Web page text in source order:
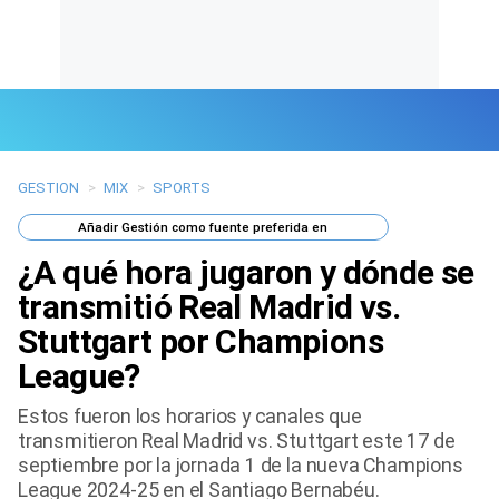
Últimas Noticias
Mi Bolsillo
Respuestas
Gente
Vida Laboral
Tendencias Mix
Sports
GESTION > MIX > SPORTS
AñadirGestión como fuente preferida en
¿A qué hora jugaron y dónde se
transmitió Real Madrid vs.
Stuttgart por Champions
League?
Estos fueron los horarios y canales que
transmitieron Real Madrid vs. Stuttgart este 17 de
septiembre por la jornada 1 de la nueva Champions
League 2024-25 en el Santiago Bernabéu.